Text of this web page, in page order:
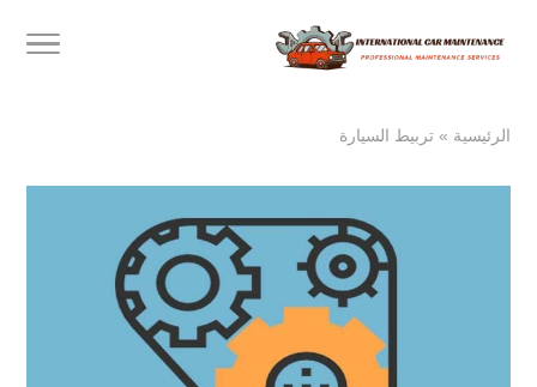
الرئيسية » تربيط السيارة